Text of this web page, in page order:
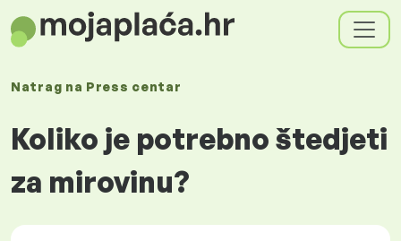
Natrag na Press centar
Koliko je potrebno štedjeti
za mirovinu?